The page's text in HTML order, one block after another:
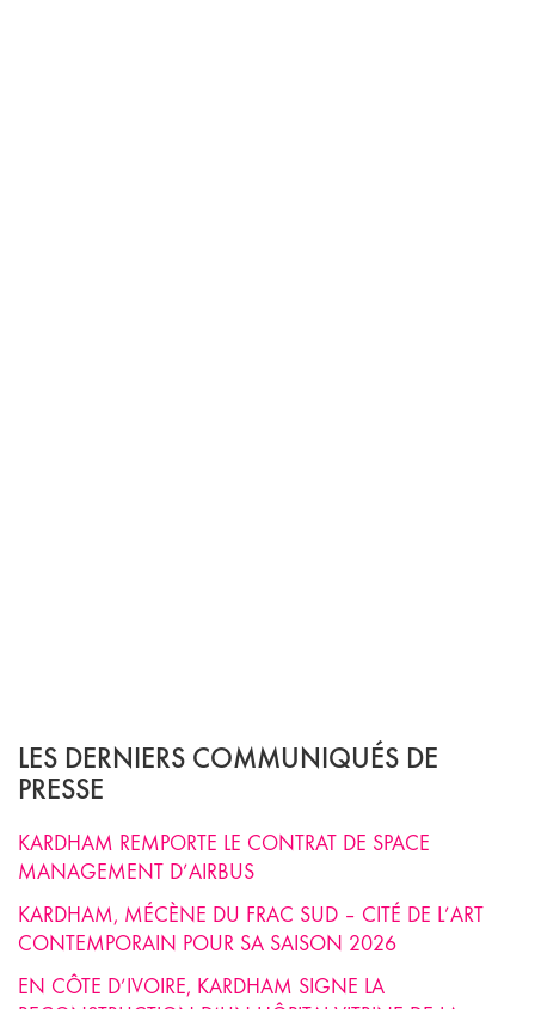
LES DERNIERS COMMUNIQUÉS DE
PRESSE
KARDHAM REMPORTE LE CONTRAT DE SPACE
MANAGEMENT D’AIRBUS
KARDHAM, MÉCÈNE DU FRAC SUD – CITÉ DE L’ART
CONTEMPORAIN POUR SA SAISON 2026
EN CÔTE D’IVOIRE, KARDHAM SIGNE LA